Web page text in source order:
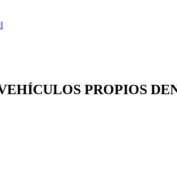
PROPIOS